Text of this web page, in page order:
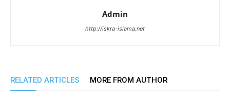
Admin
http://iskra-islama.net
RELATED ARTICLES MORE FROM AUTHOR